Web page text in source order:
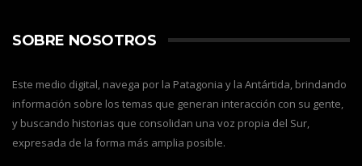
SOBRE NOSOTROS
Este medio digital, navega por la Patagonia y la Antártida, brindando
información sobre los temas que generan interacción con su gente,
y buscando historias que consolidan una voz propia del Sur,
expresada de la forma más amplia posible.